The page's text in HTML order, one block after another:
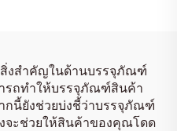
สิ่งสำคัญในด้านบรรจุภัณฑ์
รถทำให้บรรจุภัณฑ์สินค้า
นี้ยังช่วยบ่งชี้ว่าบรรจุภัณฑ์
จะช่วยให้สินค้าของคุณโดด